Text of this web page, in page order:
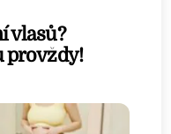
vlasů?
provždy!